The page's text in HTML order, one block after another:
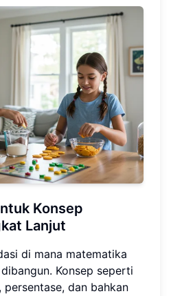
Konsep
Lanjut
di mana matematika
Konsep seperti
persentase, dan bahkan